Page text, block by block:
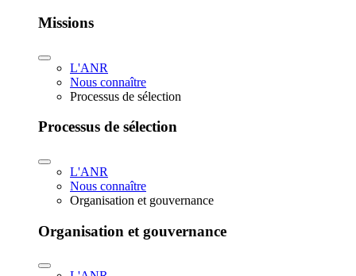
Missions
L'ANR
Nous connaître
Processus de sélection
Processus de sélection
L'ANR
Nous connaître
Organisation et gouvernance
Organisation et gouvernance